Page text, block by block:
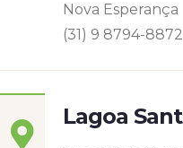
Nova Esperança
(31) 9 8794-
Lagoa